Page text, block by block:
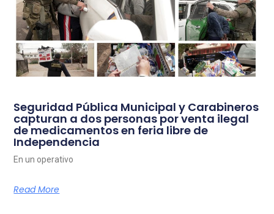
Seguridad Pública Municipal y Carabineros
capturan a dos personas por venta ilegal
de medicamentos en feria libre de
Independencia
En un operativo
Read More